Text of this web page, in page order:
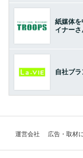
紙媒体
イナーさ
自社ブ
運営会社 広告・取材